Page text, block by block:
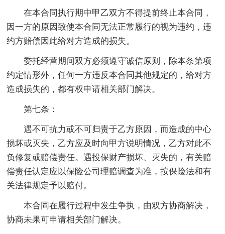
在本合同执行期中甲乙双方不得提前终止本合同，
因一方的原因致使本合同无法正常履行的视为违约，违
约方赔偿因此给对方造成的损失。
委托经营期间双方必须遵守诚信原则，除本条第项
约定情形外，任何一方违反本合同其他规定的，给对方
造成损失的，都有权申请相关部门解决。
第七条：
遇不可抗力或不可归责于乙方原因，而造成的中心
损坏或灭失，乙方应及时向甲方说明情况，乙方对此不
负修复或赔偿责任。遇投保财产损坏、灭失的，有关赔
偿责任认定应以保险公司理赔调查为准，按保险法和有
关法律规定予以赔付。
本合同在履行过程中发生争执，由双方协商解决，
协商未果可申请相关部门解决。